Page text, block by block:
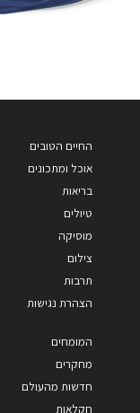
החיים הטובים
אוכל ומתכונים
בריאות
טיולים
מוסיקה
צילום
תרבות
הצהרת נגישות
המומחים
מחקרים
חדשות מהעולם
חקלאות